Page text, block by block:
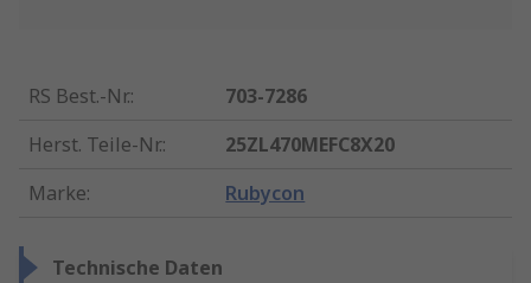
RS Best.-Nr.:
703-7286
Herst. Teile-Nr.:
25ZL470MEFC8X20
Marke: Rubycon
Technische Daten